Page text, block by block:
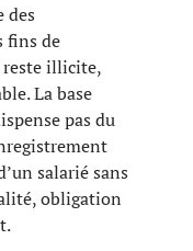
des
fins de
illicite,
La base
pas du
salarié sans
obligation